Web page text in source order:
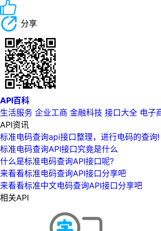
分享
API百科
生活服务 企业工商 金融科技 接口大全 电子
API资讯
标准电码查询api接口整理，进行电码的查询!
标准电码查询API接口究竟是什么
什么是标准电码查询API接口呢?
来看看标准电码查询API接口分享吧
来看看标准中文电码查询API接口分享吧
相关API